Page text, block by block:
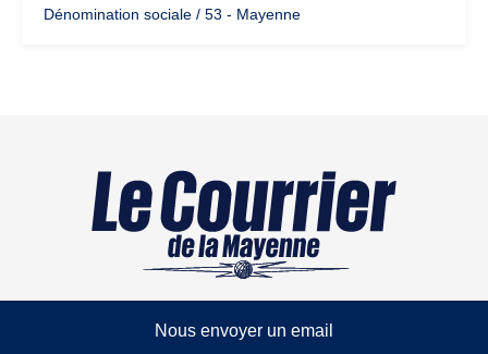
Dénomination sociale / 53 - Mayenne
Nous envoyer un email